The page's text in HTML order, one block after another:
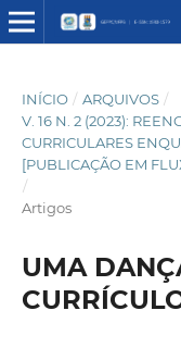
INÍCIO / ARQUIVOS /
V. 16 N. 2 (2023):
CURRICULARES
[PUBLICAÇÃO EM
/
Artigos
UMA